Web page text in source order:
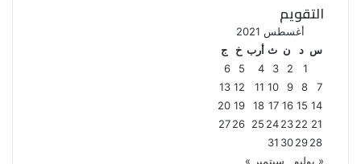
التقويم
أغسطس 2021
س د ن ث أرب خ
ج
1
2
3
4
5
6
7
8
9
10
11
12
13
14
15
16
17
18
19
20
21
22
23
24
25
26
27
28
29
30
31
« يوليو
سبتمبر »